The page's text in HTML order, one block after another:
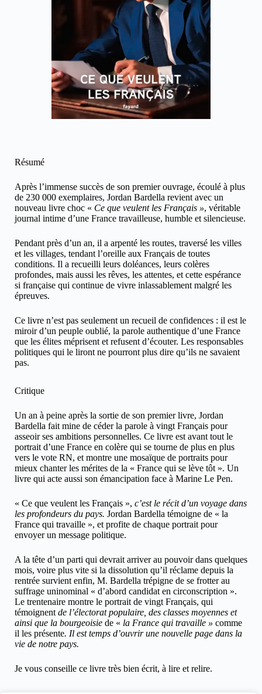
Résumé
Après l’immense succès de son premier ouvrage, écoulé à plus
de 230 000 exemplaires, Jordan Bardella revient avec un
nouveau livre choc « Ce que veulent les Français », véritable
journal intime d’une France travailleuse, humble et silencieuse.
Pendant près d’un an, il a arpenté les routes, traversé les villes
et les villages, tendant l’oreille aux Français de toutes
conditions. Il a recueilli leurs doléances, leurs colères
profondes, mais aussi les rêves, les attentes, et cette espérance
si française qui continue de vivre inlassablement malgré les
épreuves.
Ce livre n’est pas seulement un recueil de confidences : il est le
miroir d’un peuple oublié, la parole authentique d’une France
que les élites méprisent et refusent d’écouter. Les responsables
politiques qui le liront ne pourront plus dire qu’ils ne savaient
pas.
Critique
Un an à peine après la sortie de son premier livre, Jordan
Bardella fait mine de céder la parole à vingt Français pour
asseoir ses ambitions personnelles. Ce livre est avant tout le
portrait d’une France en colère qui se tourne de plus en plus
vers le vote RN, et montre une mosaïque de portraits pour
mieux chanter les mérites de la « France qui se lève tôt ». Un
livre qui acte aussi son émancipation face à Marine Le Pen.
« Ce que veulent les Français », c’estle récit d’un voyage dans
les profondeurs du pays. Jordan Bardella témoigne de « la
France qui travaille », et profite de chaque portrait pour
envoyer un message politique.
A la tête d’un parti qui devrait arriver au pouvoir dans quelques
mois, voire plus vite si la dissolution qu’il réclame depuis la
rentrée survient enfin, M. Bardella trépigne de se frotter au
suffrage uninominal « d’abord candidat en circonscription ».
Le trentenaire montre le portrait de vingt Français, qui
témoignent de l’électorat populaire, des classes moyennes et
ainsi que la bourgeoisie de « la France qui travaille » comme
il les présente. Il est temps d’ouvrir une nouvelle page dans la
vie de notre pays.
Je vous conseille ce livre très bien écrit, à lire et relire.